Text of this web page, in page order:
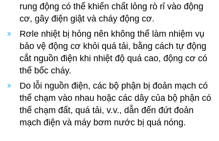
rung động có thể khiến chất lỏng rò rỉ vào động
cơ, gây điện giật và cháy động cơ.
Rơle nhiệt bị hỏng nên không thể làm nhiệm vụ
bảo vệ động cơ khỏi quá tải, bằng cách tự động
cắt nguồn điện khi nhiệt độ quá cao, động cơ có
thể bốc cháy.
Do lỗi nguồn điện, các bộ phận bị đoản mạch có
thể chạm vào nhau hoặc các dây của bộ phận có
thể chạm đất, quá tải, v.v., dẫn đến đứt đoản
mạch điện và máy bơm nước bị quá nóng.